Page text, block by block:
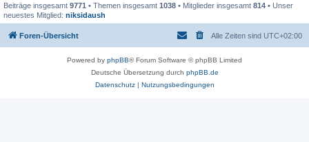
Beiträge insgesamt 9771 • Themen insgesamt 1038 • Mitglieder insgesamt 814 • Unser
neuestes Mitglied: niksidaush
Foren-Übersicht Alle Zeiten sind UTC+02:00
Powered by phpBB® Forum Software © phpBB Limited
Deutsche Übersetzung durch phpBB.de
Datenschutz| Nutzungsbedingungen